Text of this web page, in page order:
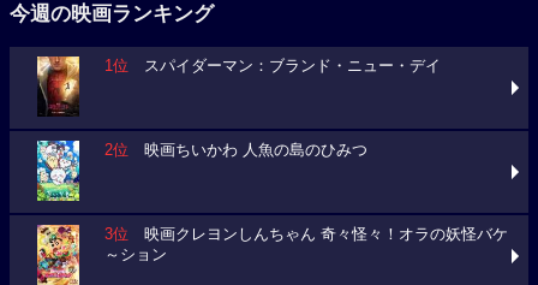
今週の映画ランキング
1位 スパイダーマン：ブランド・ニュー・デイ
2位 映画ちいかわ 人魚の島のひみつ
3位 映画クレヨンしんちゃん 奇々怪々！オラの妖怪バケ
～ション